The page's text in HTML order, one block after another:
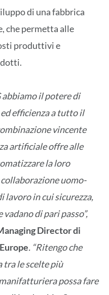
di una fabbrica
che permetta alle
produttivi e
il potere di
efficienza a tutto il
vincente
artificiale offre alle
la loro
uomo-
lavoro in cui sicurezza,
di pari passo”,
Director di
. “Ritengo che
tra le scelte più
possa fare